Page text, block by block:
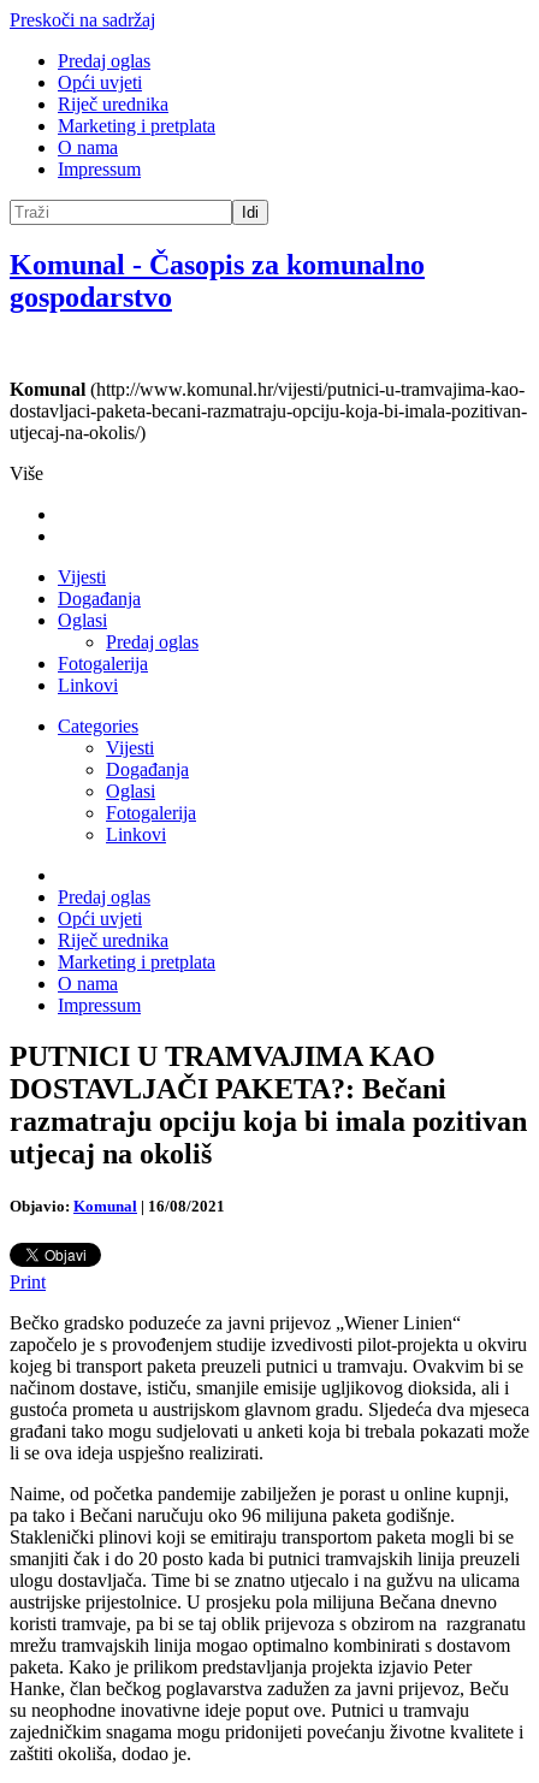
Preskoči na sadržaj
Predaj oglas
Opći uvjeti
Riječ urednika
Marketing i pretplata
O nama
Impressum
Idi
Komunal - Časopis za komunalno
gospodarstvo
Komunal (http://www.komunal.hr/vijesti/putnici-u-tramvajima-kao-
dostavljaci-paketa-becani-razmatraju-opciju-koja-bi-imala-pozitivan-
utjecaj-na-okolis/)
Više
Vijesti
Događanja
Oglasi
Predaj oglas
Fotogalerija
Linkovi
Categories
Vijesti
Događanja
Oglasi
Fotogalerija
Linkovi
Predaj oglas
Opći uvjeti
Riječ urednika
Marketing i pretplata
O nama
Impressum
PUTNICI U TRAMVAJIMA KAO
DOSTAVLJAČI PAKETA?: Bečani
razmatraju opciju koja bi imala pozitivan
utjecaj na okoliš
Objavio: Komunal | 16/08/2021
Print
Bečko gradsko poduzeće za javni prijevoz „Wiener Linien“
započelo je s provođenjem studije izvedivosti pilot-projekta u okviru
kojeg bi transport paketa preuzeli putnici u tramvaju. Ovakvim bi se
načinom dostave, ističu, smanjile emisije ugljikovog dioksida, ali i
gustoća prometa u austrijskom glavnom gradu. Sljedeća dva mjeseca
građani tako mogu sudjelovati u anketi koja bi trebala pokazati može
li se ova ideja uspješno realizirati.
Naime, od početka pandemije zabilježen je porast u online kupnji,
pa tako i Bečani naručuju oko 96 milijuna paketa godišnje.
Staklenički plinovi koji se emitiraju transportom paketa mogli bi se
smanjiti čak i do 20 posto kada bi putnici tramvajskih linija preuzeli
ulogu dostavljača. Time bi se znatno utjecalo i na gužvu na ulicama
austrijske prijestolnice. U prosjeku pola milijuna Bečana dnevno
koristi tramvaje, pa bi se taj oblik prijevoza s obzirom na razgranatu
mrežu tramvajskih linija mogao optimalno kombinirati s dostavom
paketa. Kako je prilikom predstavljanja projekta izjavio Peter
Hanke, član bečkog poglavarstva zadužen za javni prijevoz, Beču
su neophodne inovativne ideje poput ove. Putnici u tramvaju
zajedničkim snagama mogu pridonijeti povećanju životne kvalitete i
zaštiti okoliša, dodao je.